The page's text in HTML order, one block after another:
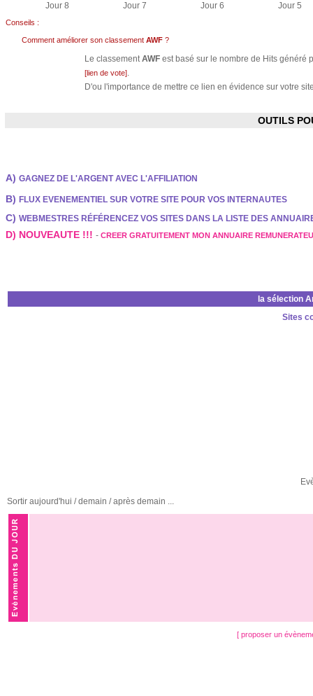
Jour 8 Jour 7 Jour 6 Jour 5
Conseils :
Comment améliorer son classement AWF ?
Le classementAWF est basé sur le nombre de Hits généré
[lien de vote].
D'ou l'importance de mettre ce lien en évidence sur votre
OUTILS
A) GAGNEZ DE L'ARGENT AVEC L'AFFILIATION
B) FLUX EVENEMENTIEL SUR VOTRE SITE POUR VOS INTERNAUTES
C) WEBMESTRES RÉFÉRENCEZ VOS SITES DANS LA LISTE DES
D) NOUVEAUTE !!! - CREER GRATUITEMENT MON ANNUAIRE
la sélection
Sites
Sortir aujourd'hui / demain / après demain ...
[ proposer un